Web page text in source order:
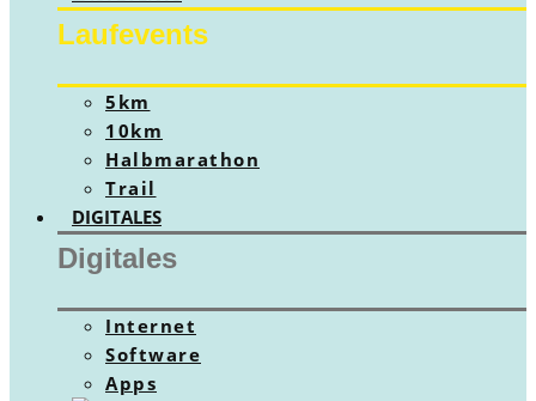
Laufevents
5km
10km
Halbmarathon
Trail
DIGITALES
Digitales
Internet
Software
Apps